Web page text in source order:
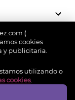

(
cookies
y publicitaria.
utilizando o
cookies.